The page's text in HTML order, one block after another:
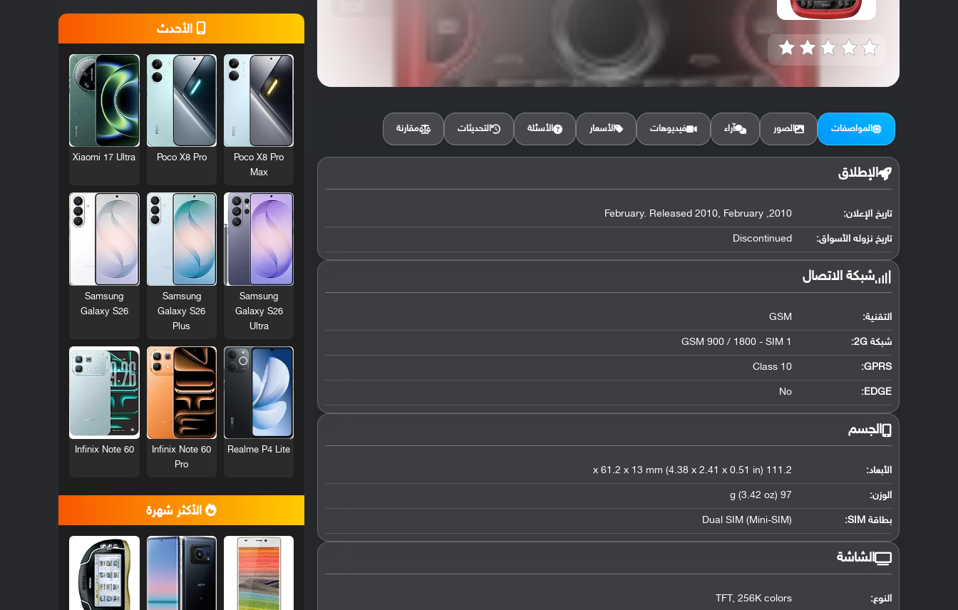
المواصفات الصور آراء فيديوهات الأسعار الأسئلة التحديثات مقارنة
الإطلاق
تاريخ الإعلان: 2010, February. Released 2010, February
تاريخ نزوله الأسواق: Discontinued
شبكة الاتصال
التقنية: GSM
شبكة 2G: GSM 900 / 1800 - SIM 1
GPRS:
Class 10
EDGE:
No
الجسم
الأبعاد: 111.2 x 61.2 x 13 mm (4.38 x 2.41 x 0.51 in)
الوزن: 97 g (3.42 oz)
بطاقة SIM: Dual SIM (Mini-SIM)
الشاشة
النوع: TFT, 256K colors
الأحدث
Poco X8 Pro
Max
Poco X8 Pro
Xiaomi 17 Ultra
Samsung
Galaxy S26
Ultra
Samsung
Galaxy S26
Plus
Samsung
Galaxy S26
Realme P4 Lite
Infinix Note 60
Pro
Infinix Note 60
الأكثر شهرة